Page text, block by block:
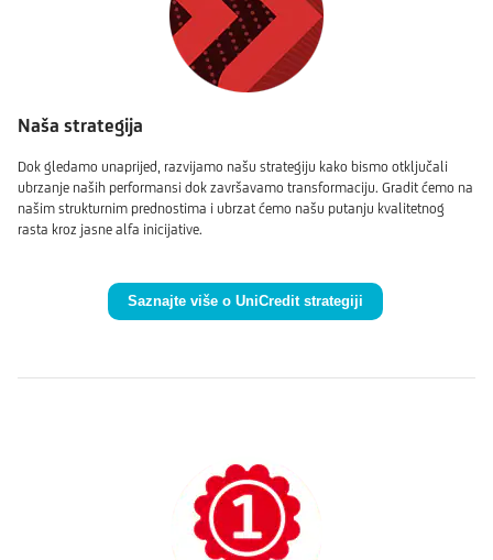
Naša strategija
Dok gledamo unaprijed, razvijamo našu strategiju kako bismo otključali
ubrzanje naših performansi dok završavamo transformaciju. Gradit ćemo na
našim strukturnim prednostima i ubrzat ćemo našu putanju kvalitetnog
rasta kroz jasne alfa inicijative.